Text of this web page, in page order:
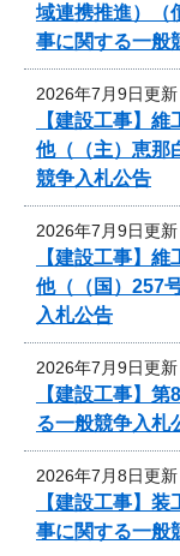
域連携推進）
事に関する一般
2026年7月9日更新
【建設工事】
他（（主）恵那
競争入札公告
2026年7月9日更新
【建設工事】
他（（国）257
入札公告
2026年7月9日更新
【建設工事】
る一般競争入札
2026年7月8日更新
【建設工事】
事に関する一般